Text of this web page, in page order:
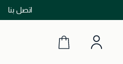
اتصل بنااشتري الآن و ادفع لاحقاً مع تابي و تمارا!